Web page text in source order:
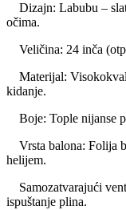
Dizajn: Labubu –
očima.
Veličina: 24 inča
Materijal:
kidanje.
Boje: Tople nijanse
Vrsta balona: Folija
helijem.
Samozatvarajući
ispuštanje plina.